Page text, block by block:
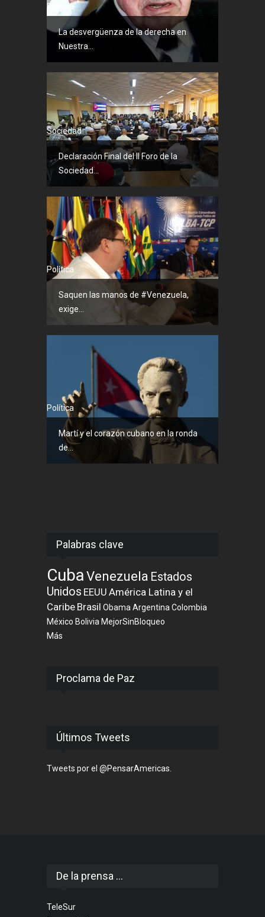
Política
La desvergüenza de la derecha en
Nuestra...
Sociedad
Declaración Final del II Foro de la
Sociedad...
Política
Saquen las manos de #Venezuela,
exige...
Política
Martí y el corazón cubano en la ronda
de...
Palabras clave
CubaVenezuela Estados
Unidos EEUU América Latina y el
Caribe Brasil Obama Argentina Colombia
México Bolivia MejorSinBloqueo
Más
Proclama de Paz
Últimos Tweets
Tweets por el @PensarAmericas.
De la prensa ...
TeleSur